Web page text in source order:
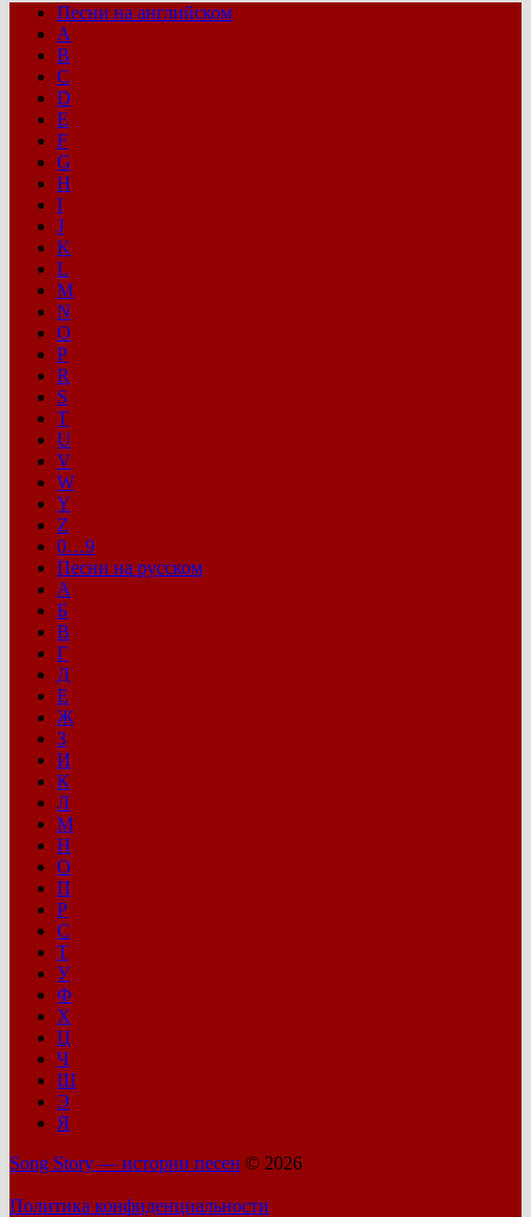
Песни на английском
A
B
C
D
E
F
G
H
I
J
K
L
M
N
O
P
R
S
T
U
V
W
Y
Z
0…9
Песни на русском
А
Б
В
Г
Д
Е
Ж
З
И
К
Л
М
Н
О
П
Р
С
Т
У
Ф
Х
Ц
Ч
Ш
Э
Я
Song Story — истории песен © 2026
Политика конфиденциальности